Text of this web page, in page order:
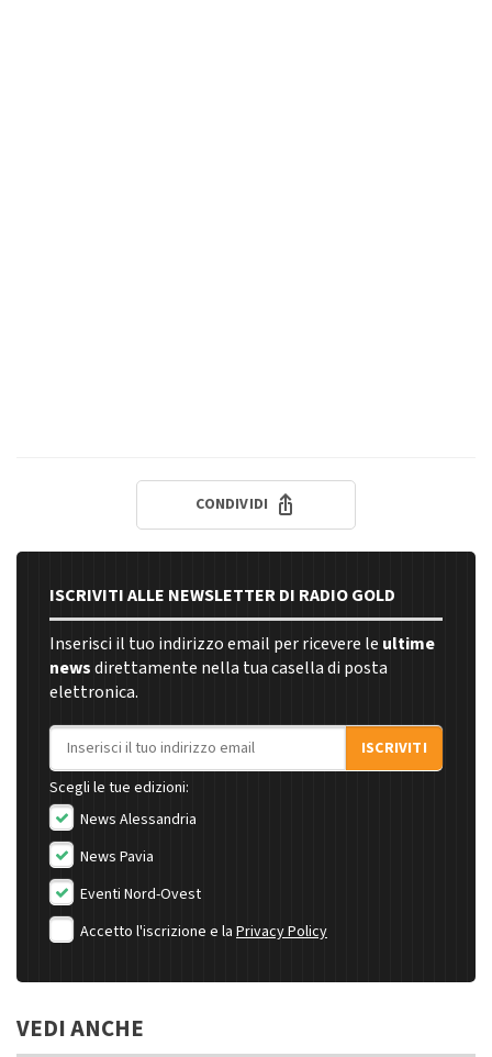
CONDIVIDI
ISCRIVITI ALLE NEWSLETTER DI RADIO GOLD
Inserisci il tuo indirizzo email per ricevere le ultime
newsdirettamente nella tua casella di posta
elettronica.
Indirizzo email
ISCRIVITI
Scegli le tue edizioni:
News Alessandria
News Pavia
Eventi Nord-Ovest
Accetto l'iscrizione e la Privacy Policy
VEDI ANCHE